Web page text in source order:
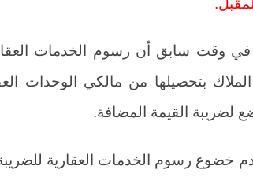
في وقت سابق أن رسوم الخدمات
بتحصيلها من مالكي الوحدات
لضريبة القيمة المضافة.
خضوع رسوم الخدمات العقارية